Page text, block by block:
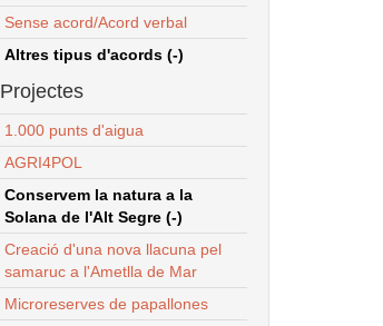
Sense acord/Acord verbal
Altres tipus d'acords (-)
Projectes
1.000 punts d'aigua
AGRI4POL
Conservem la natura a la
Solana de l'Alt Segre (-)
Creació d'una nova llacuna pel
samaruc a l'Ametlla de Mar
Microreserves de papallones